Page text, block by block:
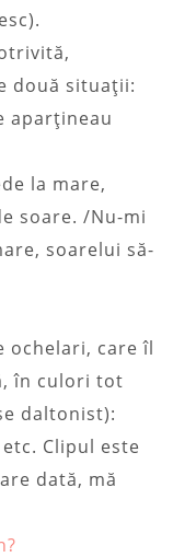
două situaţii:
aparţineau
la mare,
soare. /Nu-mi
soarelui să-
ochelari, care îl
în culori tot
daltonist):
Clipul este
dată, mă